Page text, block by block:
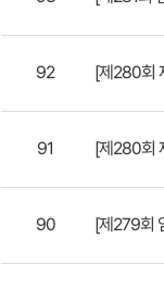
92 [제280회
91 [제280회
90 [제279회